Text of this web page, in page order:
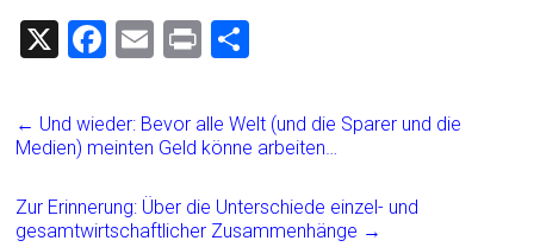
X
F
ce
b
o
ok
E
ai
l
Pr
t
e
n
← Und wieder: Bevor alle Welt (und die Sparer und die
Medien) meinten Geld könne arbeiten…
Zur Erinnerung: Über die Unterschiede einzel- und
gesamtwirtschaftlicher Zusammenhänge →